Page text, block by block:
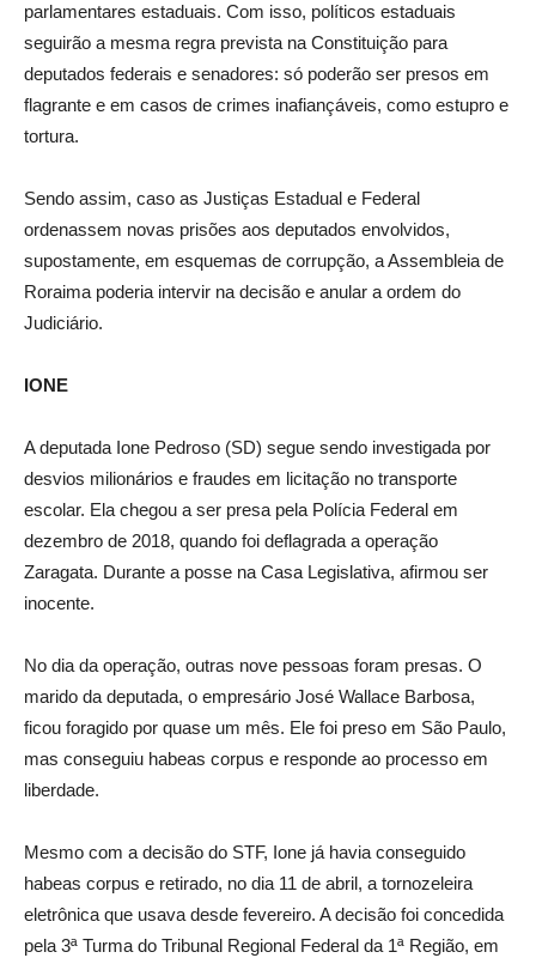
parlamentares estaduais. Com isso, políticos estaduais
seguirão a mesma regra prevista na Constituição para
deputados federais e senadores: só poderão ser presos em
flagrante e em casos de crimes inafiançáveis, como estupro e
tortura.
Sendo assim, caso as Justiças Estadual e Federal
ordenassem novas prisões aos deputados envolvidos,
supostamente, em esquemas de corrupção, a Assembleia de
Roraima poderia intervir na decisão e anular a ordem do
Judiciário.
IONE
A deputada Ione Pedroso (SD) segue sendo investigada por
desvios milionários e fraudes em licitação no transporte
escolar. Ela chegou a ser presa pela Polícia Federal em
dezembro de 2018, quando foi deflagrada a operação
Zaragata. Durante a posse na Casa Legislativa, afirmou ser
inocente.
No dia da operação, outras nove pessoas foram presas. O
marido da deputada, o empresário José Wallace Barbosa,
ficou foragido por quase um mês. Ele foi preso em São Paulo,
mas conseguiu habeas corpus e responde ao processo em
liberdade.
Mesmo com a decisão do STF, Ione já havia conseguido
habeas corpus e retirado, no dia 11 de abril, a tornozeleira
eletrônica que usava desde fevereiro. A decisão foi concedida
pela 3ª Turma do Tribunal Regional Federal da 1ª Região, em